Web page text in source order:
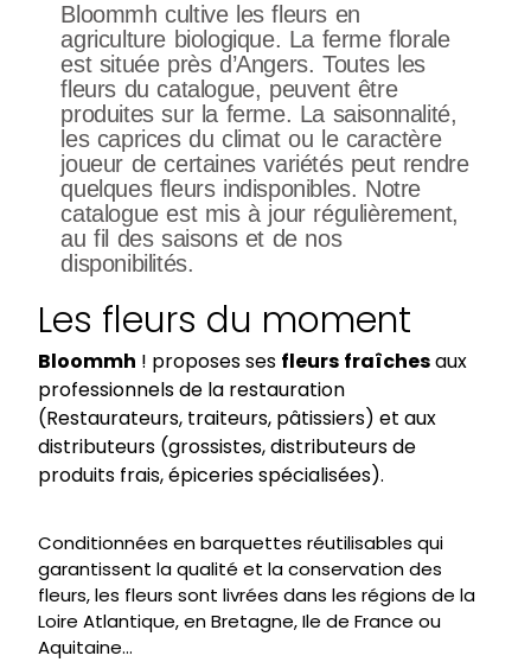
Bloommh cultive les fleurs en
agriculture biologique. La ferme florale
est située près d’Angers. Toutes les
fleurs du catalogue, peuvent être
produites sur la ferme. La saisonnalité,
les caprices du climat ou le caractère
joueur de certaines variétés peut rendre
quelques fleurs indisponibles. Notre
catalogue est mis à jour régulièrement,
au fil des saisons et de nos
disponibilités.
Les fleurs du moment
Bloommh ! proposes ses fleurs fraîches aux
professionnels de la restauration
(Restaurateurs, traiteurs, pâtissiers) et aux
distributeurs (grossistes, distributeurs de
produits frais, épiceries spécialisées).
Conditionnées en barquettes réutilisables qui
garantissent la qualité et la conservation des
fleurs, les fleurs sont livrées dans les régions de la
Loire Atlantique, en Bretagne, Ile de France ou
Aquitaine…